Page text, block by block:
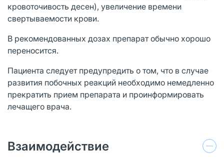
кровоточивость десен), увеличение времени
свертываемости крови.
В рекомендованных дозах препарат обычно хорошо
переносится.
Пациента следует предупредить о том, что в случае
развития побочных реакций необходимо немедленно
прекратить прием препарата и проинформировать
лечащего врача.
Взаимодействие